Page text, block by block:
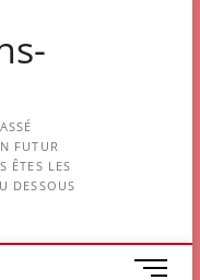
FUTUR
ÊTES LES
DESSOUS
M